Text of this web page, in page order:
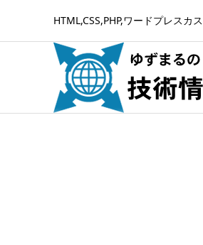
HTML,CSS,PHP,ワードプレスカ